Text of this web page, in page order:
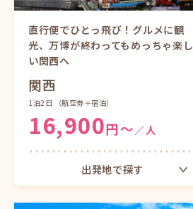
直行便でひとっ飛び！グルメに観
光、万博が終わってもめっちゃ楽し
い関西へ
関西
1泊2日 （航空券＋宿泊）
16,900円〜／人
出発地で探す
東京（成田）発